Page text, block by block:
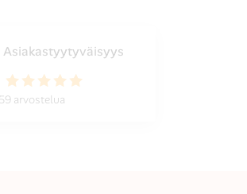
Asiakastyytyväisyys
59 arvostelua